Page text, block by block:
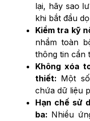
lại, hãy sao
khi bắt đầu
Kiểm tra kỹ
nhầm toàn
thông tin cần
Không xóa
thiết: Một
chứa dữ liệu
Hạn chế sử
ba: Nhiều